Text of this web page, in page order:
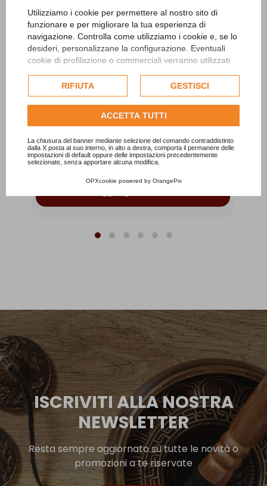
Utilizziamo i cookie per permettere al nostro sito di
funzionare e per migliorare la tua esperienza di
navigazione. Controlla come utilizziamo i cookie e, se lo
desideri, personalizzane la configurazione. Eventuali
cookie di profilazione o commerciali verranno utilizzati
dell'utente e, se consentito, potrebbero essere utilizzati
per personalizzare gli annunci pubblicitari. Per ulteriori
informazioni su come Google utilizza i dati raccolti,
politica sulla privacy di Google
Consulta l'informativa cookie completa.
RIFIUTA GESTISCI
ACCETTA TUTTI
La chiusura del banner mediante selezione del comando contraddistinto
dalla X posta al suo interno, in alto a destra, comporta il permanere delle
impostazioni di default oppure delle impostazioni precedentemente
selezionate, senza apportare alcuna modifica.
OPXcookie powered by OrangePix
Pantaloni Afgani Simple
TP0019S
Pantaloni afgani da uomo con cavallo medio
35,00 €
ISCRIVITI ALLA NOSTRA
NEWSLETTER
Resta sempre aggiornato su tutte le novità o
promozioni a te riservate